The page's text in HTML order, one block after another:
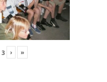
3 › »